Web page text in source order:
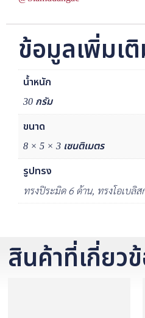
ข้อมูลเพิ่มเ
น้ำหนัก
30 กรัม
ขนาด
8 × 5 × 3 เซนติเมตร
รูปทรง
ทรงปิระมิด 6 ด้าน, ทรงโอเบลิส
สินค้าที่เกี่ยว